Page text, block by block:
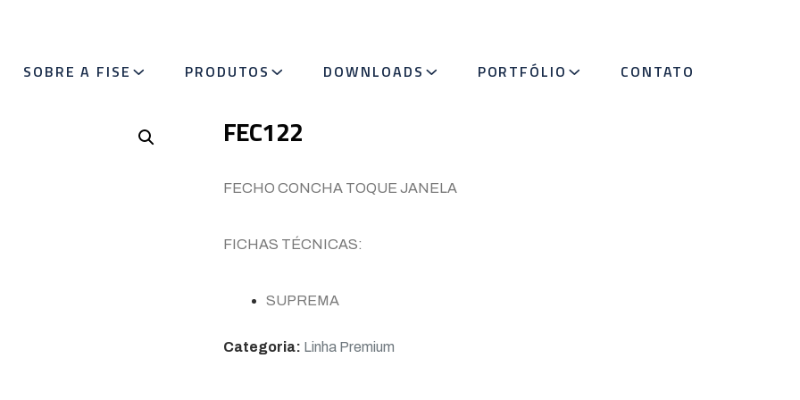
SOBRE A FISE PRODUTOS DOWNLOADS PORTFÓLIO CONTATO
FEC122
FECHO CONCHA TOQUE JANELA
FICHAS TÉCNICAS:
SUPREMA
Categoria: Linha Premium